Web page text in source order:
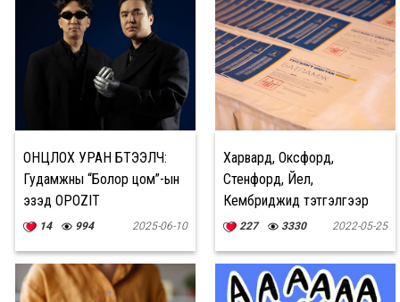
ОНЦЛОХ УРАН БҮТЭЭЛЧ:
Гудамжны “Болор цом”-ын
эзэд OPOZIT
14 994 2025-06-10
Харвард, Оксфорд,
Стенфорд, Йел,
Кембриджид тэтгэлгээр
сурах оюутнууд батламжаа
227 3330 2022-05-25